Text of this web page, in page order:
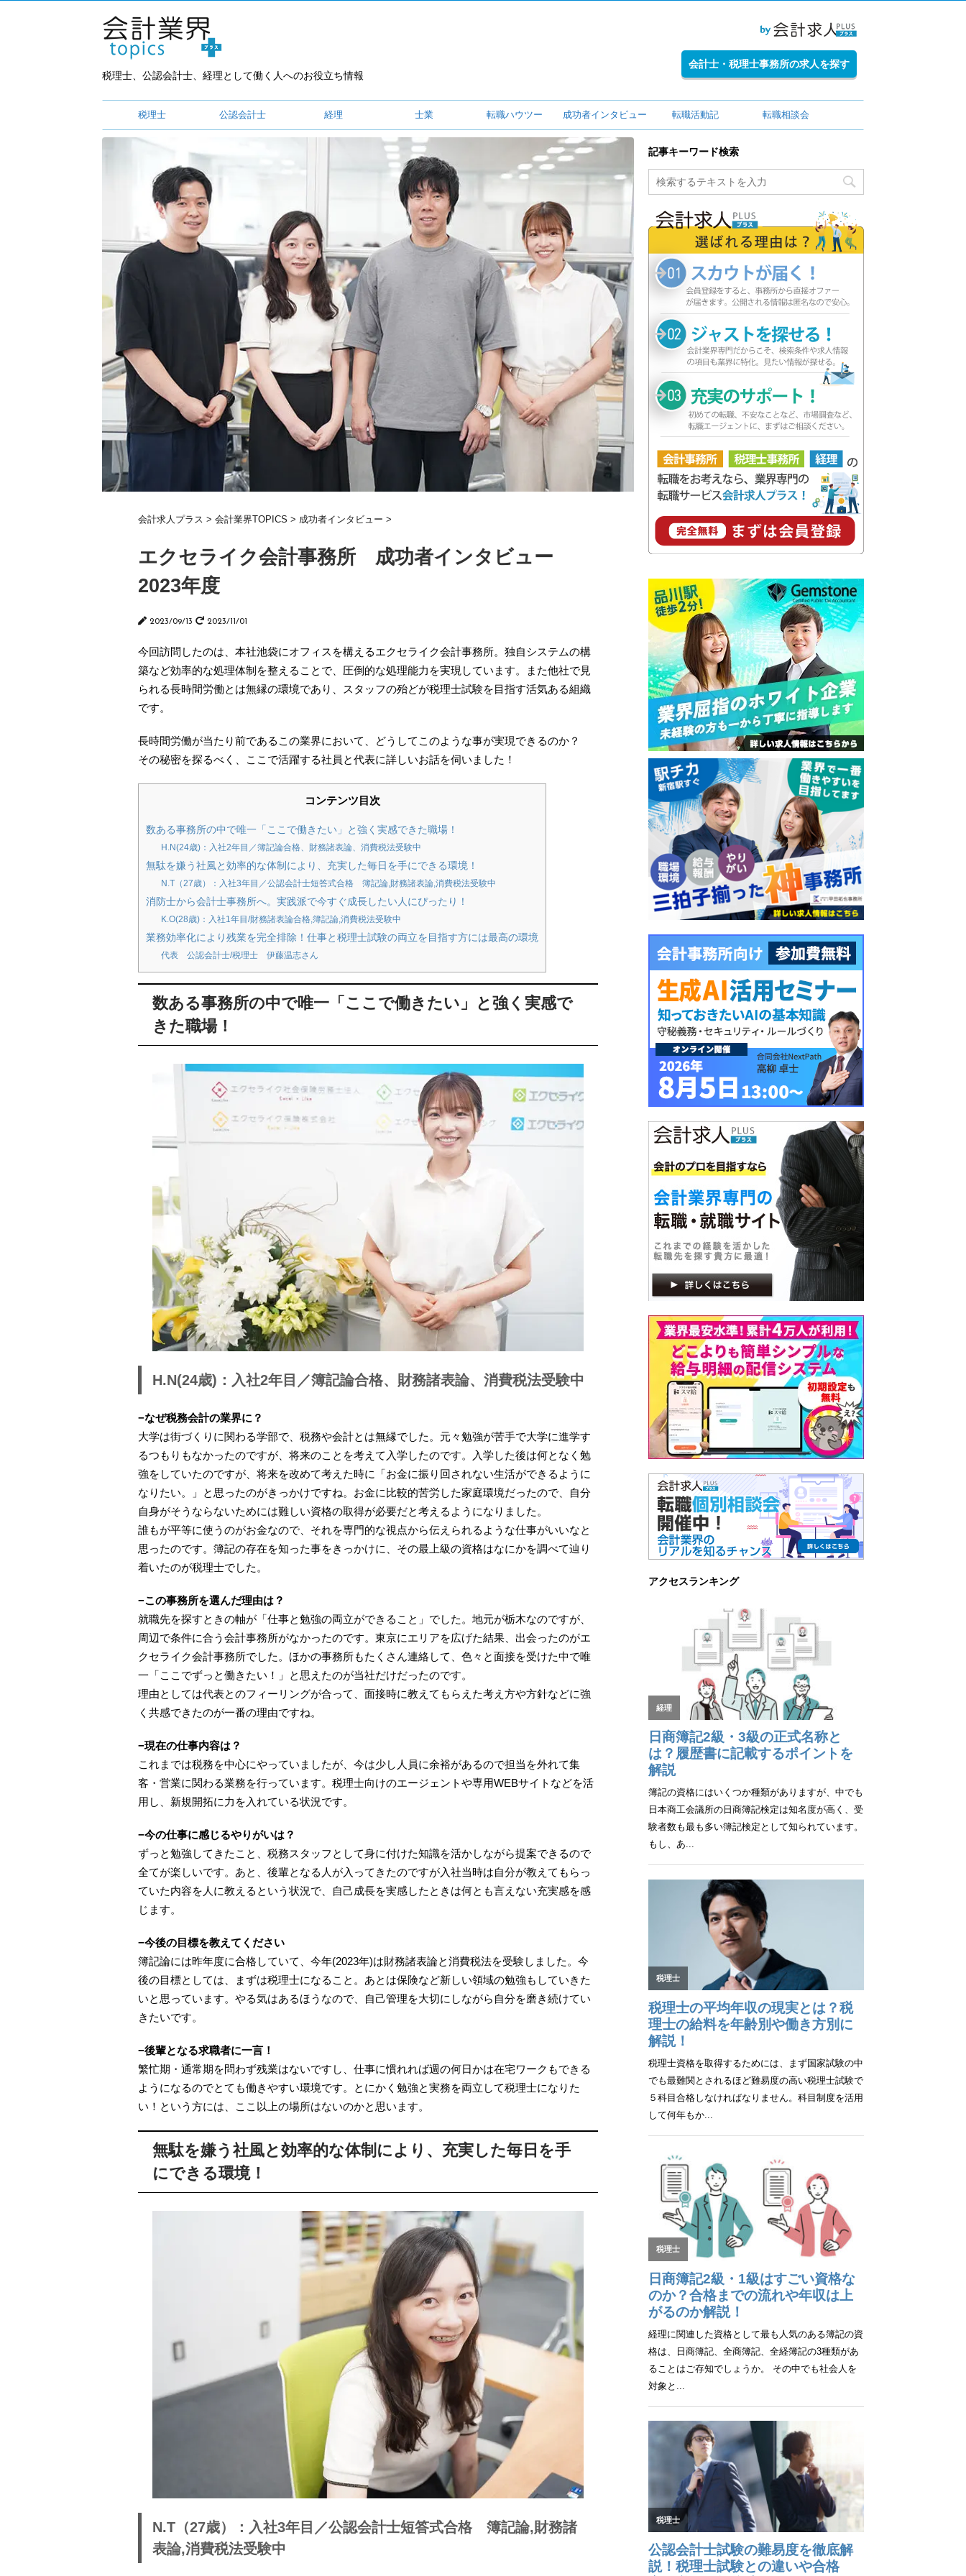
税理士、公認会計士、経理として働く人へのお役立ち情報
会計士・税理士事務所の求人を探す
税理士 公認会計士 経理 士業 転職ハウツー 成功者インタビュー 転職活動記 転職相談会
会計求人プラス > 会計業界TOPICS > 成功者インタビュー >
エクセライク会計事務所 成功者インタビュー
2023年度
2023/09/13 2023/11/01
今回訪問したのは、本社池袋にオフィスを構えるエクセライク会計事務所。独自システムの構
築など効率的な処理体制を整えることで、圧倒的な処理能力を実現しています。また他社で見
られる長時間労働とは無縁の環境であり、スタッフの殆どが税理士試験を目指す活気ある組織
です。
長時間労働が当たり前であるこの業界において、どうしてこのような事が実現できるのか？
その秘密を探るべく、ここで活躍する社員と代表に詳しいお話を伺いました！
コンテンツ目次
数ある事務所の中で唯一「ここで働きたい」と強く実感できた職場！
H.N(24歳)：入社2年目／簿記論合格、財務諸表論、消費税法受験中
無駄を嫌う社風と効率的な体制により、充実した毎日を手にできる環境！
N.T（27歳）：入社3年目／公認会計士短答式合格 簿記論,財務諸表論,消費税法受験中
消防士から会計士事務所へ。実践派で今すぐ成長したい人にぴったり！
K.O(28歳)：入社1年目/財務諸表論合格,簿記論,消費税法受験中
業務効率化により残業を完全排除！仕事と税理士試験の両立を目指す方には最高の環境
代表 公認会計士/税理士 伊藤温志さん
数ある事務所の中で唯一「ここで働きたい」と強く実感で
きた職場！
H.N(24歳)：入社2年目／簿記論合格、財務諸表論、消費税法受験中
−なぜ税務会計の業界に？
大学は街づくりに関わる学部で、税務や会計とは無縁でした。元々勉強が苦手で大学に進学す
るつもりもなかったのですが、将来のことを考えて入学したのです。入学した後は何となく勉
強をしていたのですが、将来を改めて考えた時に「お金に振り回されない生活ができるように
なりたい。」と思ったのがきっかけですね。お金に比較的苦労した家庭環境だったので、自分
自身がそうならないためには難しい資格の取得が必要だと考えるようになりました。
誰もが平等に使うのがお金なので、それを専門的な視点から伝えられるような仕事がいいなと
思ったのです。簿記の存在を知った事をきっかけに、その最上級の資格はなにかを調べて辿り
着いたのが税理士でした。
−この事務所を選んだ理由は？
就職先を探すときの軸が「仕事と勉強の両立ができること」でした。地元が栃木なのですが、
周辺で条件に合う会計事務所がなかったのです。東京にエリアを広げた結果、出会ったのがエ
クセライク会計事務所でした。ほかの事務所もたくさん連絡して、色々と面接を受けた中で唯
一「ここでずっと働きたい！」と思えたのが当社だけだったのです。
理由としては代表とのフィーリングが合って、面接時に教えてもらえた考え方や方針などに強
く共感できたのが一番の理由ですね。
−現在の仕事内容は？
これまでは税務を中心にやっていましたが、今は少し人員に余裕があるので担当を外れて集
客・営業に関わる業務を行っています。税理士向けのエージェントや専用WEBサイトなどを活
用し、新規開拓に力を入れている状況です。
−今の仕事に感じるやりがいは？
ずっと勉強してきたこと、税務スタッフとして身に付けた知識を活かしながら提案できるので
全てが楽しいです。あと、後輩となる人が入ってきたのですが入社当時は自分が教えてもらっ
ていた内容を人に教えるという状況で、自己成長を実感したときは何とも言えない充実感を感
じます。
−今後の目標を教えてください
簿記論には昨年度に合格していて、今年(2023年)は財務諸表論と消費税法を受験しました。今
後の目標としては、まずは税理士になること。あとは保険など新しい領域の勉強もしていきた
いと思っています。やる気はあるほうなので、自己管理を大切にしながら自分を磨き続けてい
きたいです。
−後輩となる求職者に一言！
繁忙期・通常期を問わず残業はないですし、仕事に慣れれば週の何日かは在宅ワークもできる
ようになるのでとても働きやすい環境です。とにかく勉強と実務を両立して税理士になりた
い！という方には、ここ以上の場所はないのかと思います。
無駄を嫌う社風と効率的な体制により、充実した毎日を手
にできる環境！
N.T（27歳）：入社3年目／公認会計士短答式合格 簿記論,財務諸
表論,消費税法受験中
記事キーワード検索
アクセスランキング